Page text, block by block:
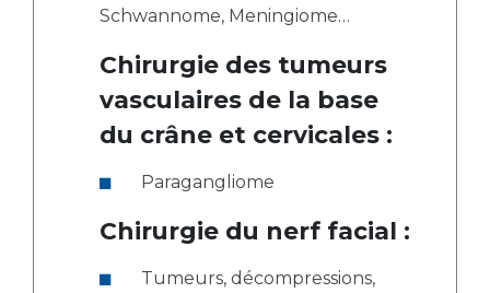
Schwannome, Meningiome…
Chirurgie des tumeurs
vasculaires de la base
du crâne et cervicales :
Paragangliome
Chirurgie du nerf facial :